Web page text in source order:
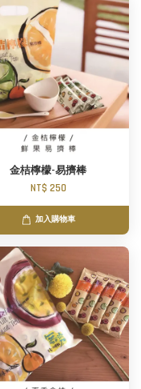
金桔檸檬-易擠棒
NT$ 250
加入購物車